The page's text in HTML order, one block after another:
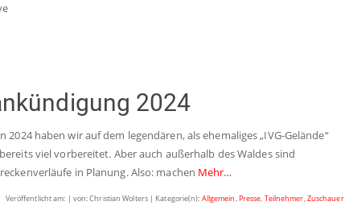
2024
2024 haben wir auf dem legendären, als ehemaliges „IVG-Gelände“
viel vorbereitet. Aber auch außerhalb des Waldes sind
in Planung. Also: machen Mehr…
Veröffentlicht am: | von: Christian Wolters | Kategorie(n): Allgemein,Presse, Teilnehmer,Zuschauer